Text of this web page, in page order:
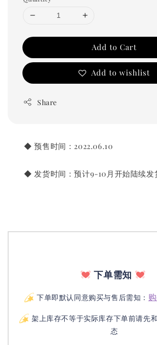
Add to Cart
Add to wishlist
Share
◆ 预售时间：2022.06.10
◆ 发货时间：预计9-10月开始陆续发
下单需知
下单即默认同意购买与售后需知：
架上库存不等于实际库存下单前请先
态